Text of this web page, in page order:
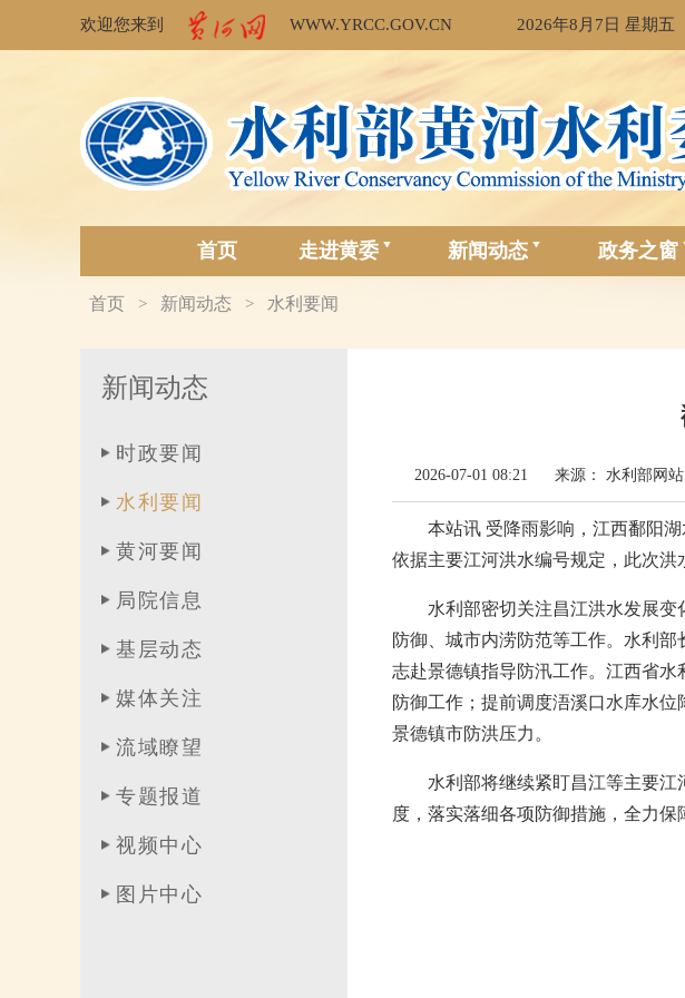
欢迎您来到 WWW.YRCC.GOV.CN 2026年8月7日 星期五
首页 走进黄委 新闻动态 政务之窗
首页 > 新闻动态 > 水利要闻
新闻动态
时政要闻
水利要闻
黄河要闻
局院信息
基层动态
媒体关注
流域瞭望
专题报道
视频中心
图片中心
2026-07-01 08:21 来源： 水利部网站
本站讯 受降雨影响，江西鄱阳
依据主要江河洪水编号规定，此次洪
水利部密切关注昌江洪水发展变
防御、城市内涝防范等工作。水利
志赴景德镇指导防汛工作。江西省
防御工作；提前调度浯溪口水库水
景德镇市防洪压力。
水利部将继续紧盯昌江等主要
度，落实落细各项防御措施，全力保